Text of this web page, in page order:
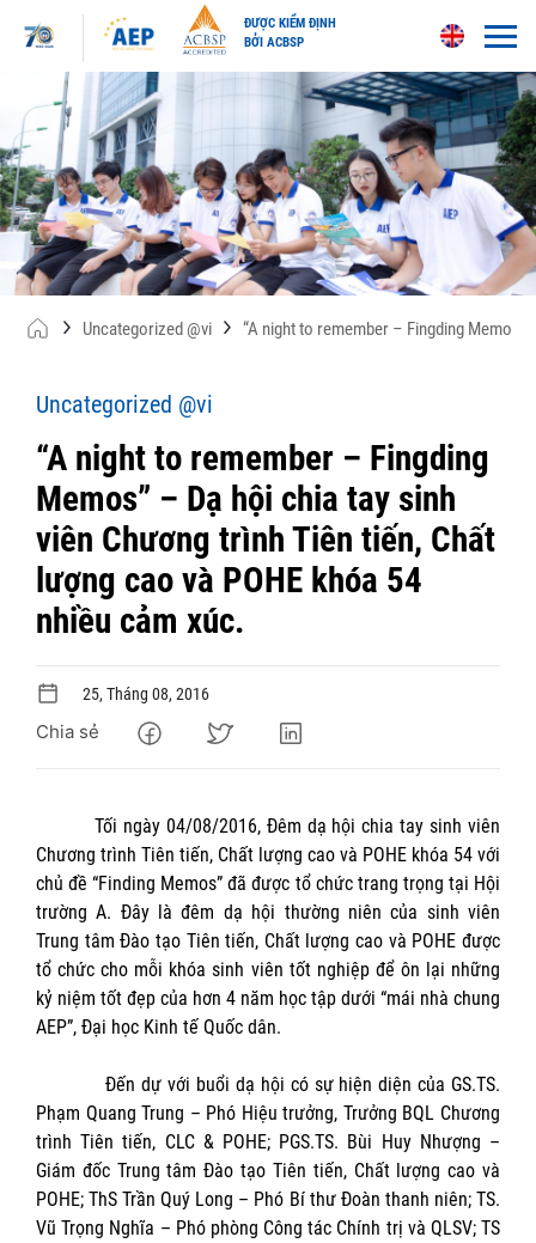
content
ĐƯỢC KIỂM ĐỊNH
BỞI ACBSP
Uncategorized @vi “A night to remember – Fingding
Uncategorized @vi
“A night to remember – Fingding
Memos” – Dạ hội chia tay sinh
viên Chương trình Tiên tiến, Chất
lượng cao và POHE khóa 54
nhiều cảm xúc.
25, Tháng 08, 2016
Chia sẻ
Tối ngày 04/08/2016, Đêm dạ hội chia tay sinh viên
Chương trình Tiên tiến, Chất lượng cao và POHE khóa 54 với
chủ đề “Finding Memos” đã được tổ chức trang trọng tại Hội
trường A. Đây là đêm dạ hội thường niên của sinh viên
Trung tâm Đào tạo Tiên tiến, Chất lượng cao và POHE được
tổ chức cho mỗi khóa sinh viên tốt nghiệp để ôn lại những
kỷ niệm tốt đẹp của hơn 4 năm học tập dưới “mái nhà chung
AEP”, Đại học Kinh tế Quốc dân.
Đến dự với buổi dạ hội có sự hiện diện của GS.TS.
Phạm Quang Trung – Phó Hiệu trưởng, Trưởng BQL Chương
trình Tiên tiến, CLC & POHE; PGS.TS. Bùi Huy Nhượng –
Giám đốc Trung tâm Đào tạo Tiên tiến, Chất lượng cao và
POHE; ThS Trần Quý Long – Phó Bí thư Đoàn thanh niên; TS.
Vũ Trọng Nghĩa – Phó phòng Công tác Chính trị và QLSV; TS